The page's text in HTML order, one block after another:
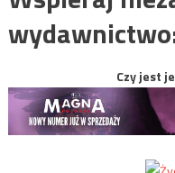
Czy jest